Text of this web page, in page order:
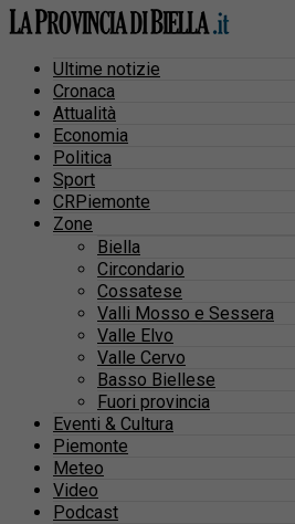
Ultime notizie
Cronaca
Attualità
Economia
Politica
Sport
CRPiemonte
Zone
Biella
Circondario
Cossatese
Valli Mosso e Sessera
Valle Elvo
Valle Cervo
Basso Biellese
Fuori provincia
Eventi & Cultura
Piemonte
Meteo
Video
Podcast